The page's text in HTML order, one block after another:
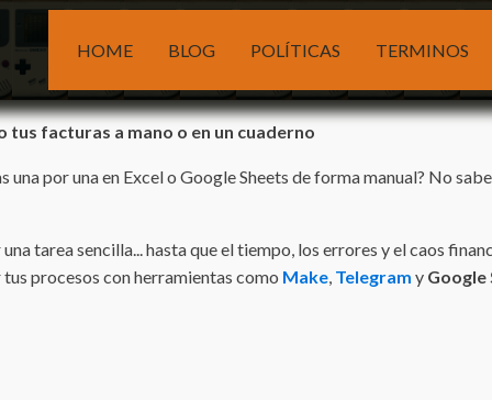
HOME BLOG POLÍTICAS TERMINOS
facturas a mano o en un cuaderno
por una en Excel o Google Sheets de forma manual? No
tarea sencilla... hasta que el tiempo, los errores y el caos
procesos con herramientas como Make, Telegram y Google